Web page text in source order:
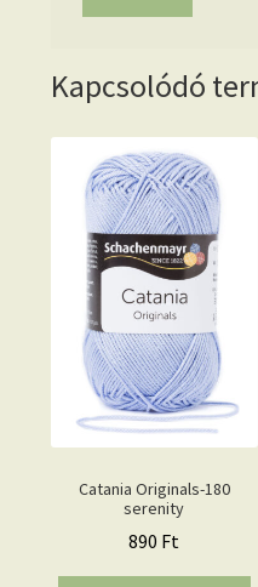
Kapcsolódó
Catania Originals-180
serenity
890 Ft